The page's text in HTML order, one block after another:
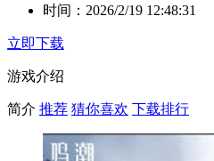
时间： 2026/2/19 12:48:31
立即下载
游戏介绍
简介 推荐 猜你喜欢 下载排行